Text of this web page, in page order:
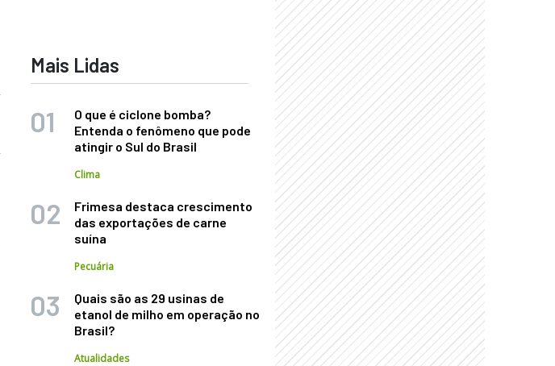
Mais Lidas
O que é ciclone bomba?
Entenda o fenômeno que pode
atingir o Sul do Brasil
Clima
Frimesa destaca crescimento
das exportações de carne
suína
Pecuária
Quais são as 29 usinas de
etanol de milho em operação no
Brasil?
Atualidades